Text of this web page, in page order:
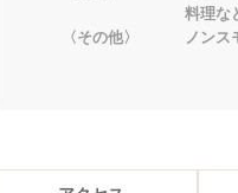
料理などが
〈その他〉 ノンス